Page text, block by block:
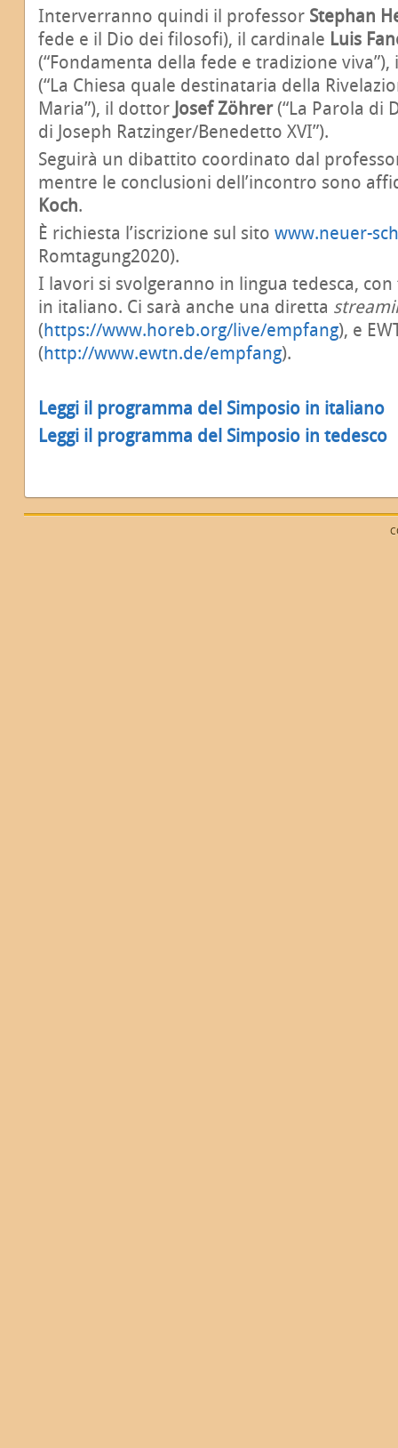
Interverranno quindi il professor Stephan
fede e il Dio dei filosofi), il cardinale Luis
(“Fondamenta della fede e tradizione
(“La Chiesa quale destinataria della
Maria”), il dottor Josef Zöhrer(“La Parola di
di Joseph Ratzinger/Benedetto XVI”).
Seguirà un dibattito coordinato dal
mentre le conclusioni dell’incontro sono
Koch.
È richiesta l’iscrizione sul sito www.neuer-
Romtagung2020).
I lavori si svolgeranno in lingua tedesca,
in italiano. Ci sarà anche una diretta
(https://www.horeb.org/live/empfang), e
(http://www.ewtn.de/empfang).
Leggi il programma del Simposio in italiano
Leggi il programma del Simposio in tedesco